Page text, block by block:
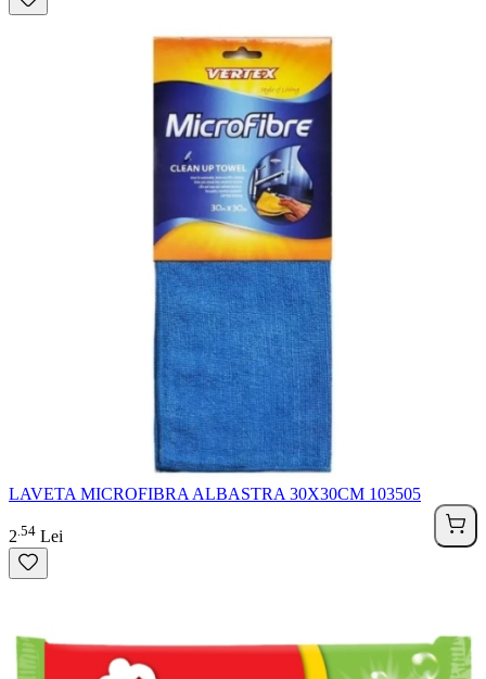
LAVETA MICROFIBRA ALBASTRA 30X30CM 103505
2 54 Lei